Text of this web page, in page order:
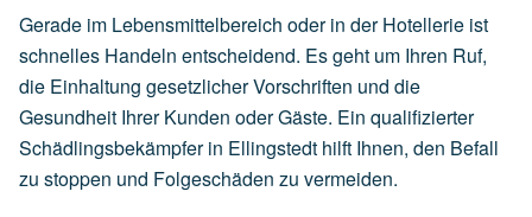
Gerade im Lebensmittelbereich oder in der Hotellerie ist
schnelles Handeln entscheidend. Es geht um Ihren Ruf,
die Einhaltung gesetzlicher Vorschriften und die
Gesundheit Ihrer Kunden oder Gäste. Ein qualifizierter
Schädlingsbekämpfer in Ellingstedt hilft Ihnen, den Befall
zu stoppen und Folgeschäden zu vermeiden.